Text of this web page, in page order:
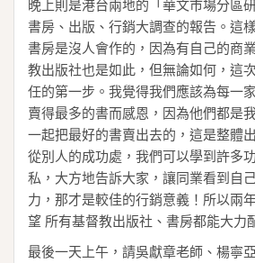
晚上則是港台兩地的「華文市場分區
書房、出版、行銷大調查的報告。這
書房是沒人會作的，因為有自己的商
教出版社也是如此，但無論如何，這
任的第一步。我覺得我們應該為每一
賣得最多的書而感恩，因為他們都是
一起把最好的書賣出去的，這是整體
從別人的成功處，我們可以學到許多
私，大方地告訴大家，讓同業看到自
力，那才是較佳的行銷意義！所以兩
望 所有基督教出版社、書房都能大力
最後一天上午，請吳獻章老師、楊寧